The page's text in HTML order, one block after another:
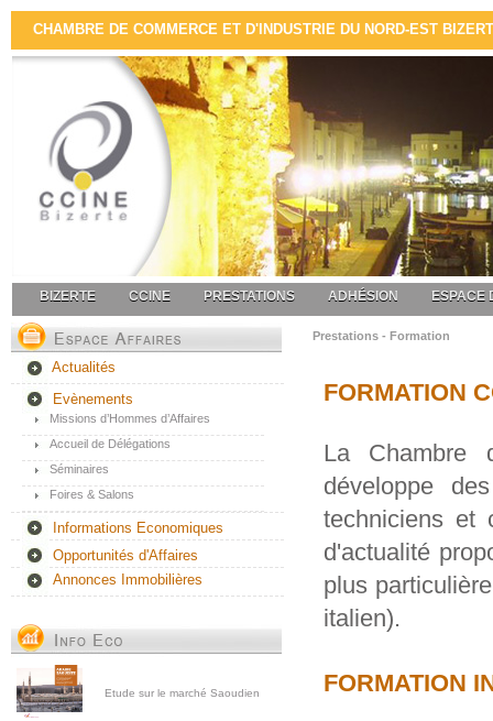
CHAMBRE DE COMMERCE ET D'INDUSTRIE DU NORD-EST
BIZERTE CCINE PRESTATIONS ADHÉSION ESPACE
Actualités
Evènements
Missions d’Hommes d’Affaires
Accueil de Délégations
Séminaires
Foires & Salons
Informations Economiques
Opportunités d'Affaires
Annonces Immobilières
Etude sur le marché Saoudien
Prestations - Formation
FORMATION
La Chambre
développe
techniciens et
d'actualité
plus
italien).
FORMATION